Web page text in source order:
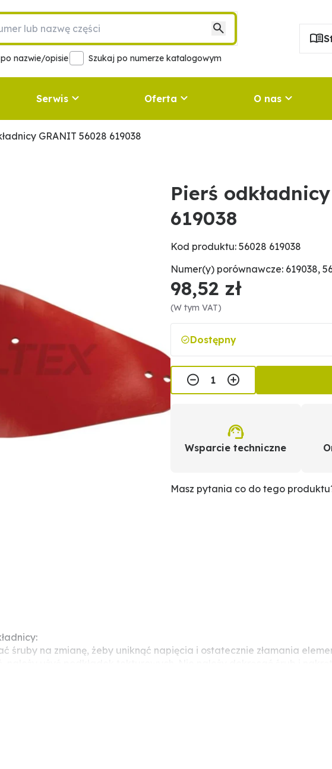
nazwie/opisie Szukaj po numerze katalogowym
Serwis Oferta O nas
GRANIT 56028 619038
Pierś
619038
Kod produktu: 56028 619038
Numer(y) porównawcze: 619038,
98,52 zł
(W tym VAT)
Dostępny
Wsparcie techniczne
Masz pytania co do tego
śruby na zmianę, żeby uniknąć napięcia i ostatecznie złamania
robocze (pęknięcia naprężeniowe).